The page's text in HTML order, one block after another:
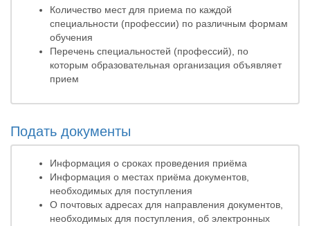
Количество мест для приема по каждой
специальности (профессии) по различным формам
обучения
Перечень специальностей (профессий), по
которым образовательная организация объявляет
прием
Подать документы
Информация о сроках проведения приёма
Информация о местах приёма документов,
необходимых для поступления
О почтовых адресах для направления документов,
необходимых для поступления, об электронных